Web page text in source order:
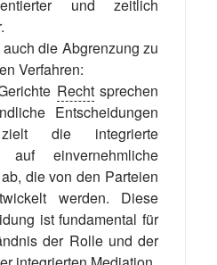
und zeitlich
die Abgrenzung zu
Verfahren:
Rechtsprechen
Entscheidungen
die integrierte
auf einvernehmliche
die von den Parteien
werden. Diese
ist fundamental für
der Rolle und der